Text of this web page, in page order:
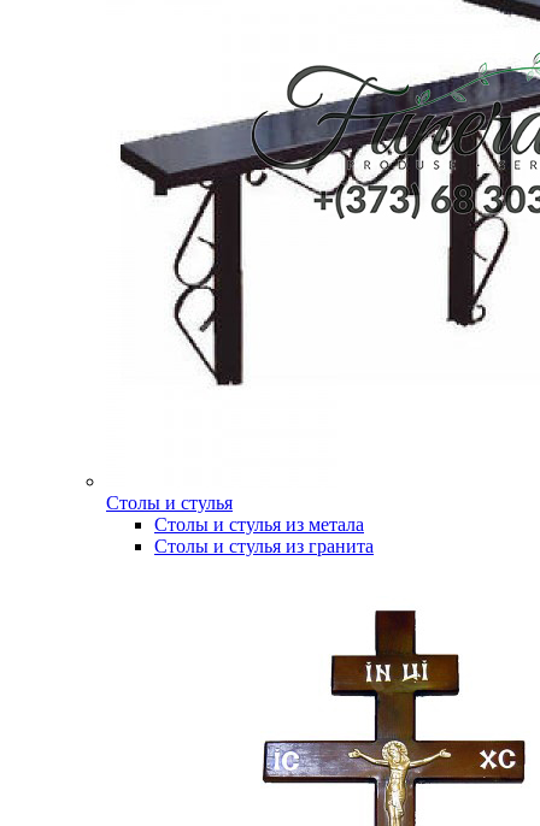
Столы и стулья
Столы и стулья из метала
Столы и стулья из гранита